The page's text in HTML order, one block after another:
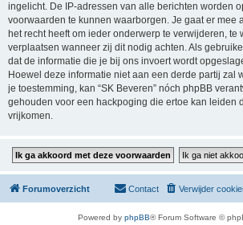
ingelicht. De IP-adressen van alle berichten worden
voorwaarden te kunnen waarborgen. Je gaat er mee
het recht heeft om ieder onderwerp te verwijderen, te
verplaatsen wanneer zij dit nodig achten. Als
dat de informatie die je bij ons invoert wordt
Hoewel deze informatie niet aan een derde partij zal
je toestemming, kan “SK Beveren” nóch phpBB
gehouden voor een hackpoging die ertoe kan leiden
vrijkomen.
Forumoverzicht Verwijder
Contact
Powered by phpBB® Forum Software ©